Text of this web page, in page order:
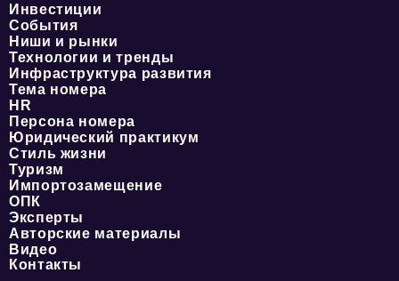
Инвестиции
События
Ниши и рынки
Технологии и тренды
Инфраструктура развития
Тема номера
HR
Персона номера
Юридический практикум
Стиль жизни
Туризм
Импортозамещение
ОПК
Эксперты
Авторские материалы
Видео
Контакты